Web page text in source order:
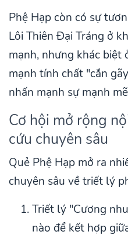
Phệ Hạp còn có sự
Lôi Thiên Đại Tráng ở
mạnh, nhưng khác biệt
mạnh tính chất "cắn
nhấn mạnh sự mạnh
Cơ hội mở rộng
cứu chuyên sâu
Quẻ Phệ Hạp mở ra
chuyên sâu về triết lý
Triết lý "Cương
nào để kết hợp